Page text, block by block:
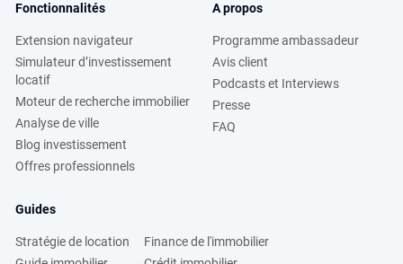
Fonctionnalités
Extension navigateur
Simulateur d’investissement
locatif
Moteur de recherche immobilier
Analyse de ville
Blog investissement
Offres professionnels
A propos
Programme ambassadeur
Avis client
Podcasts et Interviews
Presse
FAQ
Guides
Stratégie de location
Finance de l'immobilier